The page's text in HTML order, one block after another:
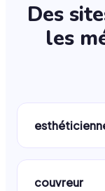
Des
les
couvreur